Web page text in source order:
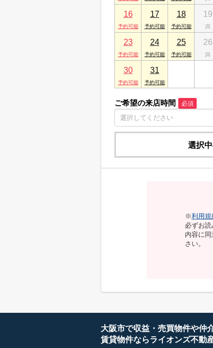
16 17 18 19
23 24 25 26
30 31
ご希望の来店時間 必須
選択
※利用規
必ずお読
内容に
さい。
大阪市で収益・売買物件や仲
賃貸物件ならライオンズ不動